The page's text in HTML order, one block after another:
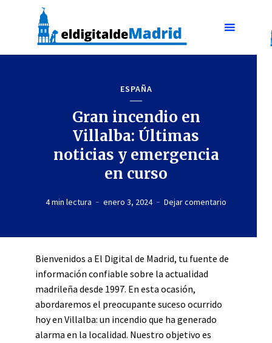
ESPAÑA
Gran incendio en
Villalba: Últimas
noticias y emergencia
en curso
4 min lectura enero 3, 2024 Dejar comentario
Bienvenidos a El Digital de Madrid, tu fuente de
información confiable sobre la actualidad
madrileña desde 1997. En esta ocasión,
abordaremos el preocupante suceso ocurrido
hoy en Villalba: un incendio que ha generado
alarma en la localidad. Nuestro objetivo es